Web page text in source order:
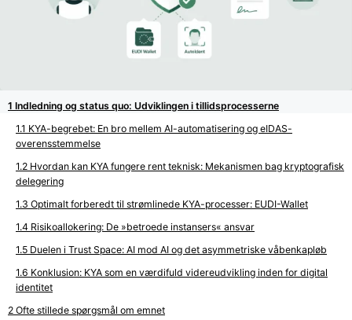
Indledning og status quo: Udviklingen i tillidsprocesserne
KYA-begrebet: En bro mellem AI-automatisering og eIDAS-
overensstemmelse
Hvordan kan KYA fungere rent teknisk: Mekanismen bag kryptografisk
delegering
Optimalt forberedt til strømlinede KYA-processer: EUDI-Wallet
Risikoallokering: De »betroede instansers« ansvar
Duelen i Trust Space: AI mod AI og det asymmetriske våbenkapløb
Konklusion: KYA som en værdifuld videreudvikling inden for digital
identitet
Ofte stillede spørgsmål om emnet